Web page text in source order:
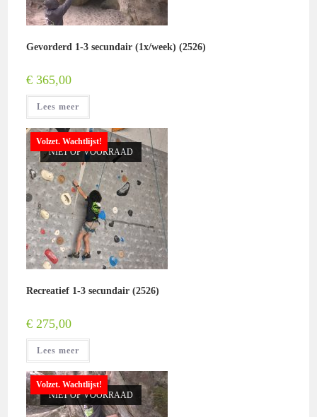
Gevorderd 1-3 secundair (1x/week) (2526)
€ 365,00
Lees meer
Volzet. Wachtlijst!
NIET OP VOORRAAD
Recreatief 1-3 secundair (2526)
€ 275,00
Lees meer
Volzet. Wachtlijst!
NIET OP VOORRAAD